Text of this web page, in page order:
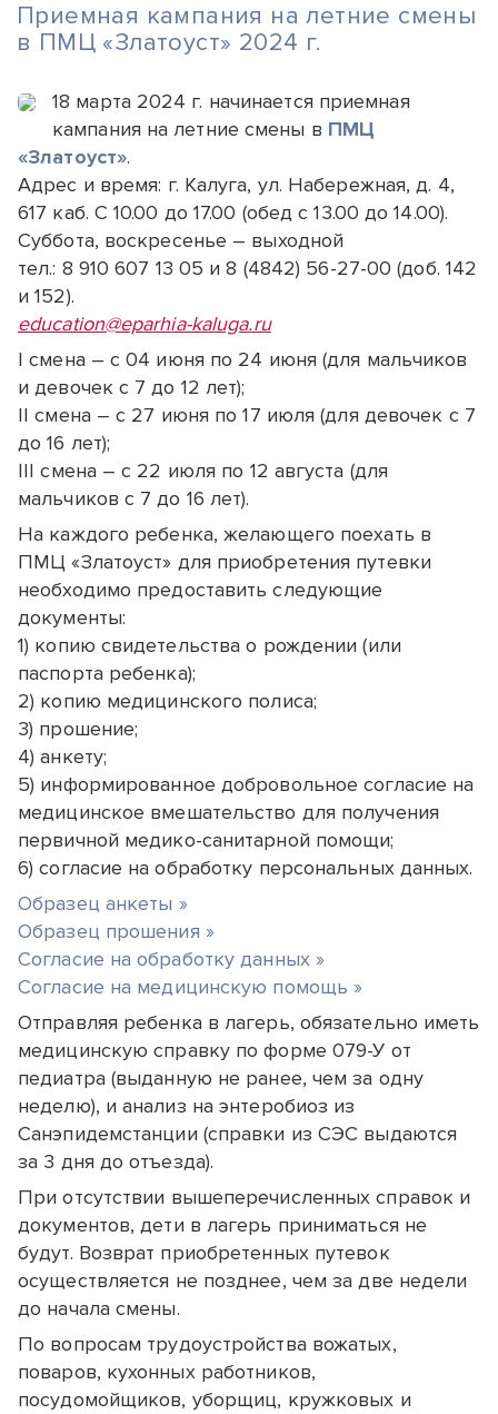
Приемная кампания на летние смены
в ПМЦ «Златоуст» 2024 г.
18 марта 2024 г. начинается приемная
кампания на летние смены в ПМЦ
«Златоуст».
Адрес и время: г. Калуга, ул. Набережная, д. 4,
617 каб. С 10.00 до 17.00 (обед с 13.00 до 14.00).
Суббота, воскресенье – выходной
тел.: 8 910 607 13 05 и 8 (4842) 56-27-00 (доб. 142
и 152).
education@eparhia-kaluga.ru
I смена – с 04 июня по 24 июня (для мальчиков
и девочек с 7 до 12 лет);
II смена – с 27 июня по 17 июля (для девочек с 7
до 16 лет);
III смена – с 22 июля по 12 августа (для
мальчиков с 7 до 16 лет).
На каждого ребенка, желающего поехать в
ПМЦ «Златоуст» для приобретения путевки
необходимо предоставить следующие
документы:
1) копию свидетельства о рождении (или
паспорта ребенка);
2) копию медицинского полиса;
3) прошение;
4) анкету;
5) информированное добровольное согласие на
медицинское вмешательство для получения
первичной медико-санитарной помощи;
6) согласие на обработку персональных данных.
Образец анкеты »
Образец прошения »
Согласие на обработку данных »
Согласие на медицинскую помощь »
Отправляя ребенка в лагерь, обязательно иметь
медицинскую справку по форме 079-У от
педиатра (выданную не ранее, чем за одну
неделю), и анализ на энтеробиоз из
Санэпидемстанции (справки из СЭС выдаются
за 3 дня до отъезда).
При отсутствии вышеперечисленных справок и
документов, дети в лагерь приниматься не
будут. Возврат приобретенных путевок
осуществляется не позднее, чем за две недели
до начала смены.
По вопросам трудоустройства вожатых,
поваров, кухонных работников,
посудомойщиков, уборщиц, кружковых и